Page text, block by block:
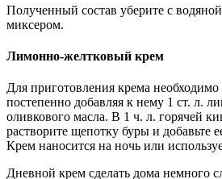
Полученный состав уберите с
миксером.
Лимонно-желтковый крем
Для приготовления крема необходимо
постепенно добавляя к нему 1 ст. л.
оливкового масла. В 1 ч. л. горячей
растворите щепотку буры и добавьте
Крем наносится на ночь или
Дневной крем сделать дома немного